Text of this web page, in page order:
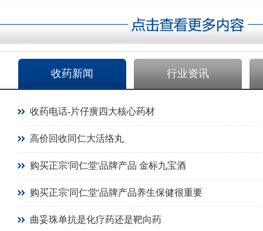
收药新闻 行业资讯
收药电话-片仔癀四大核心药材
高价回收同仁大活络丸
购买正宗'同仁堂'品牌产品 金标九宝酒
购买正宗'同仁堂'品牌产品养生保健很重要
曲妥珠单抗是化疗药还是靶向药